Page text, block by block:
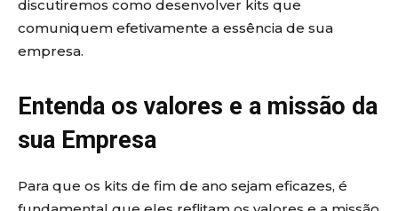
discutiremos como desenvolver kits que
comuniquem efetivamente a essência de sua
empresa.
Entenda os valores e a missão da
sua Empresa
Para que os kits de fim de ano sejam eficazes, é